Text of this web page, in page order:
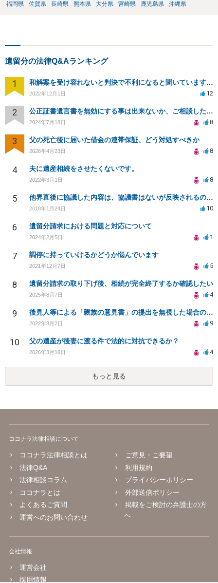
福岡県
佐賀県 長崎県 熊本県 大分県 宮崎県 鹿児島県 沖縄県
遺留分の法律Q&Aランキング
1 和解案を受け容れないと判決で不利になると聞いていますが実際は如何なものでしょうか？
2022年12月1日 12
2 公正証書遺言書を無効にする事は出来ないか、ご相談したいです。
2024年7月18日 8
3 父の死亡後に届いた借金の連帯保証、どう対処すべきか
2026年4月23日 8
4 夫に遺産相続をさせたくないです。
2022年3月1日 8
5 他界直後に協議した内容は、協議書はないが反映されるのでしょうか？
2018年1月24日 10
6 遺留分請求における問題と対応について
2024年2月5日 1
7 調停に持っていけるかどうか悩んでいます
2021年12月7日 5
8 遺留分請求の取り下げ後、相続が完全終了するか確認したい
2025年8月7日 4
9 後見人等による「親族の意見書」の提出を無視した場合のデメリットと今後に関して
2022年8月2日 9
10 父の遺産が後妻に渡る件で法的に対抗できるか？
2026年3月16日 4
もっと見る
ココナラ法律相談について
ココナラ法律相談とは
法律Q&A
法律相談コラム
ココナラとは
よくあるご質問
運営へのお問い合わせ
ご意見・ご要望
利用規約
プライバシーポリシー
外部送信ポリシー
掲載をご検討の弁護士の方
へ
会社情報
運営会社
採用情報